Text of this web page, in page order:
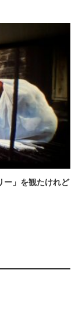
ー」を観たけれど